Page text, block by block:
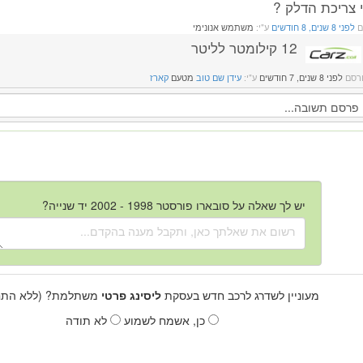
צריכת הדלק ?
לפני 8 שנים, 8 חודשים ע"י: משתמש אנונימי
12 קילומטר לליטר
לפני 8 שנים, 7 חודשים ע"י:עידן שם טוב מטעםקארז
יש לך שאלה על סובארו פורסטר 1998 - 2002 יד שנייה?
מעוניין לשדרג לרכב חדש בעסקתליסינג פרטי משתלמת? (ללא
כן, אשמח לשמוע
לא תודה